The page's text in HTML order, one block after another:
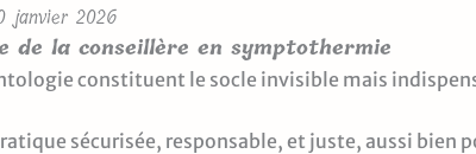
janvier 2026
de la conseillère en symptothermie
constituent le socle invisible mais
sécurisée, responsable, et juste, aussi